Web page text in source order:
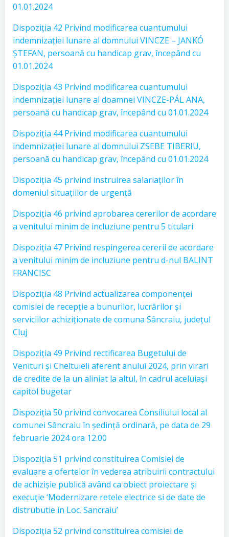
01.01.2024
Dispoziția 42 Privind modificarea cuantumului
indemnizației lunare al domnului VINCZE – JANKÓ
ȘTEFAN, persoană cu handicap grav, începând cu
01.01.2024
Dispoziția 43 Privind modificarea cuantumului
indemnizației lunare al doamnei VINCZE-PÁL ANA,
persoană cu handicap grav, începând cu 01.01.2024
Dispoziția 44 Privind modificarea cuantumului
indemnizației lunare al domnului ZSEBE TIBERIU,
persoană cu handicap grav, începând cu 01.01.2024
Dispoziția 45 privind instruirea salariaților în
domeniul situațiilor de urgență
Dispoziția 46 privind aprobarea cererilor de acordare
a venitului minim de incluziune pentru 5 titulari
Dispoziția 47 Privind respingerea cererii de acordare
a venitului minim de incluziune pentru d-nul BALINT
FRANCISC
Dispoziția 48 Privind actualizarea componenței
comisiei de recepție a bunurilor, lucrărilor și
serviciilor achiziționate de comuna Sâncraiu, județul
Cluj
Dispoziția 49 Privind rectificarea Bugetului de
Venituri și Cheltuieli aferent anului 2024, prin virari
de credite de la un aliniat la altul, în cadrul aceluiași
capitol bugetar
Dispoziția 50 privind convocarea Consiliului local al
comunei Sâncraiu în ședință ordinară, pe data de 29
februarie 2024 ora 12.00
Dispoziția 51 privind constituirea Comisiei de
evaluare a ofertelor în vederea atribuirii contractului
de achizișie publică având ca obiect proiectare și
execuție ‘Modernizare retele electrice si de date de
distrubutie in Loc. Sancraiu’
Dispoziția 52 privind constituirea comisiei de